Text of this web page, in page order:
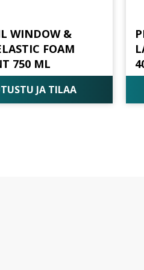
WINDOW &
FOAM
750 ML
JA TILAA